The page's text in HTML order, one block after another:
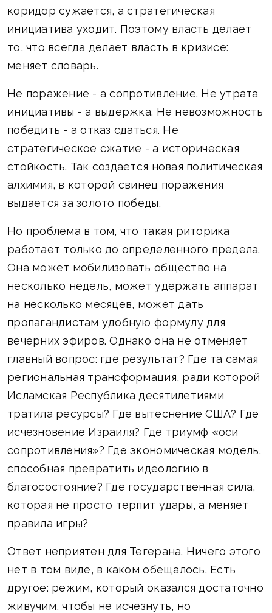
коридор сужается, а стратегическая
инициатива уходит. Поэтому власть делает
то, что всегда делает власть в кризисе:
меняет словарь.
Не поражение - а сопротивление. Не утрата
инициативы - а выдержка. Не невозможность
победить - а отказ сдаться. Не
стратегическое сжатие - а историческая
стойкость. Так создается новая политическая
алхимия, в которой свинец поражения
выдается за золото победы.
Но проблема в том, что такая риторика
работает только до определенного предела.
Она может мобилизовать общество на
несколько недель, может удержать аппарат
на несколько месяцев, может дать
пропагандистам удобную формулу для
вечерних эфиров. Однако она не отменяет
главный вопрос: где результат? Где та самая
региональная трансформация, ради которой
Исламская Республика десятилетиями
тратила ресурсы? Где вытеснение США? Где
исчезновение Израиля? Где триумф «оси
сопротивления»? Где экономическая модель,
способная превратить идеологию в
благосостояние? Где государственная сила,
которая не просто терпит удары, а меняет
правила игры?
Ответ неприятен для Тегерана. Ничего этого
нет в том виде, в каком обещалось. Есть
другое: режим, который оказался достаточно
живучим, чтобы не исчезнуть, но